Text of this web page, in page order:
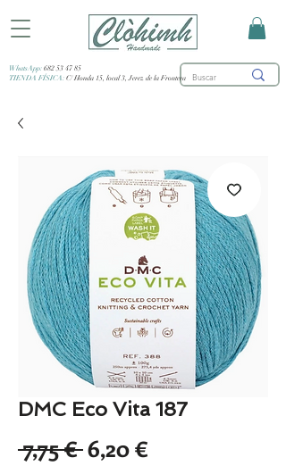
WhatsApp: 682 53 47 85
TIENDA FÍSICA: C/ Honda 15, local 3, Jerez de la Frontera
DMC Eco Vita 187
7,75 € Preço
6,20 €